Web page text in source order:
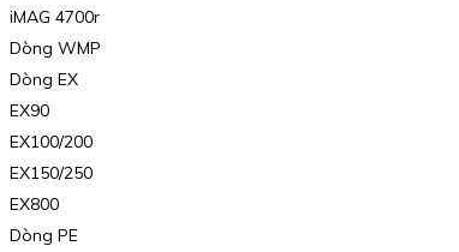
iMAG 4700r
Dòng WMP
Dòng EX
EX90
EX100/200
EX150/250
EX800
Dòng PE